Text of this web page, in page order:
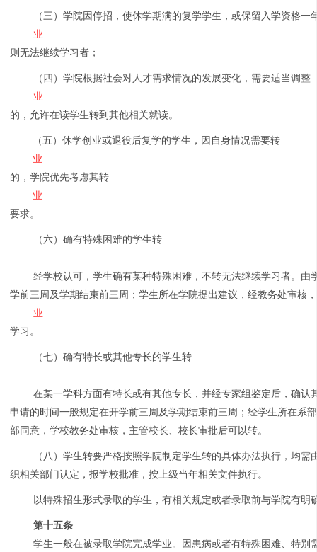
（三）学院因停招，使休学期满的复学学生，或保留入学资格一
业
则无法继续学习者；
（四）学院根据社会对人才需求情况的发展变化，需要适当调整
业
的，允许在读学生转到其他相关就读。
（五）休学创业或退役后复学的学生，因自身情况需要转
业
的，学院优先考虑其转
业
要求。
（六）确有特殊困难的学生转
经学校认可，学生确有某种特殊困难，不转无法继续学习者。
学前三周及学期结束前三周；学生所在学院提出建议，经教务处审核
业
学习。
（七）确有特长或其他专长的学生转
在某一学科方面有特长或有其他专长，并经专家组鉴定后，确
申请的时间一般规定在开学前三周及学期结束前三周；经学生所在系
部同意，学校教务处审核，主管校长、校长审批后可以转。
（八）学生转要严格按照学院制定学生转的具体办法执行，均
织相关部门认定，报学校批准，按上级当年相关文件执行。
以特殊招生形式录取的学生，有相关规定或者录取前与学院有明
第十五条
学生一般在被录取学院完成学业。因患病或者有特殊困难、特